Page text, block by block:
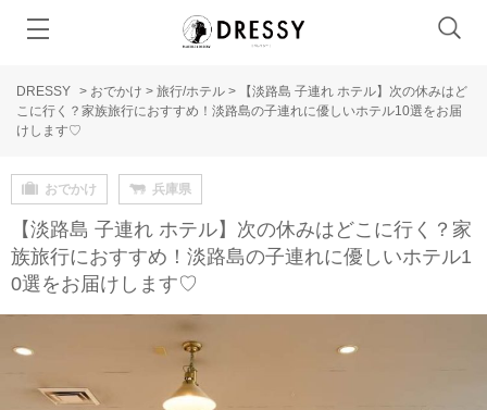
DRESSY > おでかけ > 旅行/ホテル >
【淡路島 子連れ ホテル】次の休みはど
こに行く？家族旅行におすすめ！淡路島の子連れに優しいホテル10選をお届
けします♡
おでかけ 兵庫県
【淡路島 子連れ ホテル】次の休みはどこに行く？家
族旅行におすすめ！淡路島の子連れに優しいホテル1
0選をお届けします♡